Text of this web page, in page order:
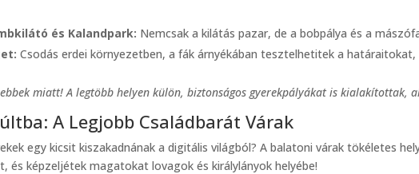
és Kalandpark: Nemcsak a kilátás pazar, de a bobpálya és a
Csodás erdei környezetben, a fák árnyékában tesztelhetitek a
miatt! A legtöbb helyen külön, biztonságos gyerekpályákat is kialakítottak,
A Legjobb Családbarát Várak
egy kicsit kiszakadnának a digitális világból? A balatoni várak tökéletes
és képzeljétek magatokat lovagok és királylányok helyébe!